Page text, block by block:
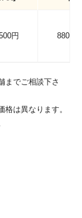
円
までご相談下さ
は異なります。